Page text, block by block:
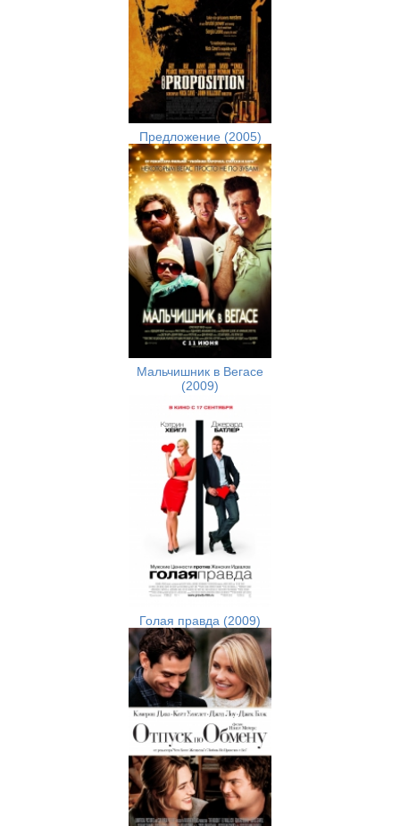
Предложение (2005)
Мальчишник в Вегасе
(2009)
Голая правда (2009)